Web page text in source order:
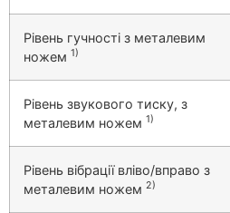
Рівень гучності з металевим
ножем 1)
Рівень звукового тиску, з
металевим ножем 1)
Рівень вібрації вліво/вправо з
металевим ножем 2)